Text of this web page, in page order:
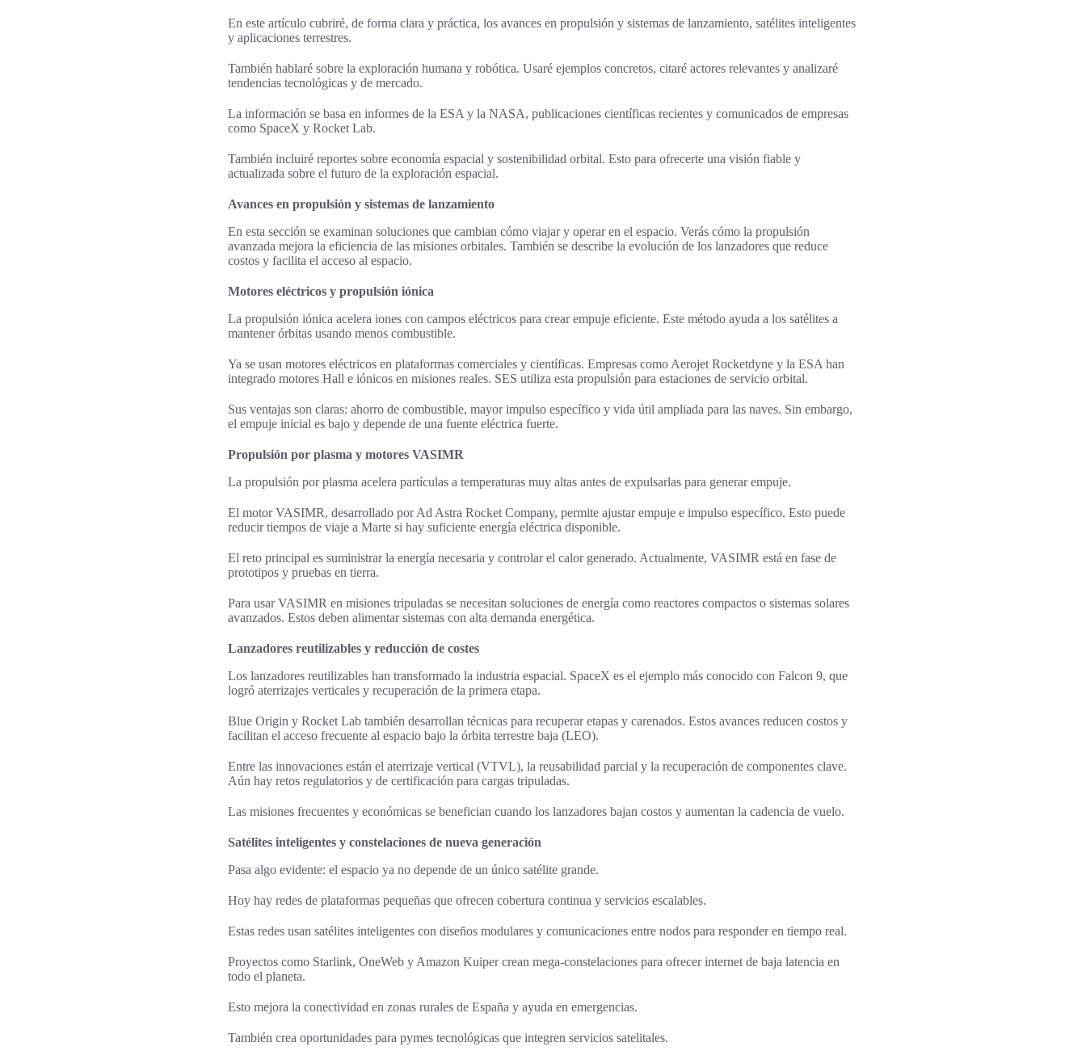
En este artículo cubriré, de forma clara y práctica, los avances en propulsión y sistemas de lanzamiento, satélites inteligentes
y aplicaciones terrestres.
También hablaré sobre la exploración humana y robótica. Usaré ejemplos concretos, citaré actores relevantes y analizaré
tendencias tecnológicas y de mercado.
La información se basa en informes de la ESA y la NASA, publicaciones científicas recientes y comunicados de empresas
como SpaceX y Rocket Lab.
También incluiré reportes sobre economía espacial y sostenibilidad orbital. Esto para ofrecerte una visión fiable y
actualizada sobre el futuro de la exploración espacial.
Avances en propulsión y sistemas de lanzamiento
En esta sección se examinan soluciones que cambian cómo viajar y operar en el espacio. Verás cómo la propulsión
avanzada mejora la eficiencia de las misiones orbitales. También se describe la evolución de los lanzadores que reduce
costos y facilita el acceso al espacio.
Motores eléctricos y propulsión iónica
La propulsión iónica acelera iones con campos eléctricos para crear empuje eficiente. Este método ayuda a los satélites a
mantener órbitas usando menos combustible.
Ya se usan motores eléctricos en plataformas comerciales y científicas. Empresas como Aerojet Rocketdyne y la ESA han
integrado motores Hall e iónicos en misiones reales. SES utiliza esta propulsión para estaciones de servicio orbital.
Sus ventajas son claras: ahorro de combustible, mayor impulso específico y vida útil ampliada para las naves. Sin embargo,
el empuje inicial es bajo y depende de una fuente eléctrica fuerte.
Propulsión por plasma y motores VASIMR
La propulsión por plasma acelera partículas a temperaturas muy altas antes de expulsarlas para generar empuje.
El motor VASIMR, desarrollado por Ad Astra Rocket Company, permite ajustar empuje e impulso específico. Esto puede
reducir tiempos de viaje a Marte si hay suficiente energía eléctrica disponible.
El reto principal es suministrar la energía necesaria y controlar el calor generado. Actualmente, VASIMR está en fase de
prototipos y pruebas en tierra.
Para usar VASIMR en misiones tripuladas se necesitan soluciones de energía como reactores compactos o sistemas solares
avanzados. Estos deben alimentar sistemas con alta demanda energética.
Lanzadores reutilizables y reducción de costes
Los lanzadores reutilizables han transformado la industria espacial. SpaceX es el ejemplo más conocido con Falcon 9, que
logró aterrizajes verticales y recuperación de la primera etapa.
Blue Origin y Rocket Lab también desarrollan técnicas para recuperar etapas y carenados. Estos avances reducen costos y
facilitan el acceso frecuente al espacio bajo la órbita terrestre baja (LEO).
Entre las innovaciones están el aterrizaje vertical (VTVL), la reusabilidad parcial y la recuperación de componentes clave.
Aún hay retos regulatorios y de certificación para cargas tripuladas.
Las misiones frecuentes y económicas se benefician cuando los lanzadores bajan costos y aumentan la cadencia de vuelo.
Satélites inteligentes y constelaciones de nueva generación
Pasa algo evidente: el espacio ya no depende de un único satélite grande.
Hoy hay redes de plataformas pequeñas que ofrecen cobertura continua y servicios escalables.
Estas redes usan satélites inteligentes con diseños modulares y comunicaciones entre nodos para responder en tiempo real.
Proyectos como Starlink, OneWeb y Amazon Kuiper crean mega-constelaciones para ofrecer internet de baja latencia en
todo el planeta.
Esto mejora la conectividad en zonas rurales de España y ayuda en emergencias.
También crea oportunidades para pymes tecnológicas que integren servicios satelitales.